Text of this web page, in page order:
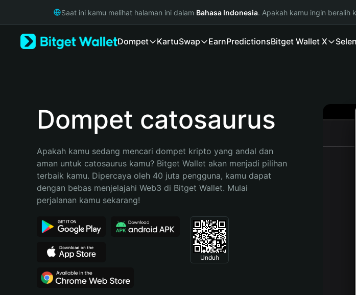
Русский
Bahasa Indonesia
Español (Argentina)
Saat ini kamu melihat halaman ini dalam Bahasa Indonesia. Apakah kamu ingin beralih
Dompet KartuSwap EarnPredictionsBitget Wallet X
Dompet catosaurus
Apakah kamu sedang mencari dompet kripto yang andal dan
aman untuk catosaurus kamu? Bitget Wallet akan menjadi pilihan
terbaik kamu. Dipercaya oleh 40 juta pengguna, kamu dapat
dengan bebas menjelajahi Web3 di Bitget Wallet. Mulai
perjalanan kamu sekarang!
Unduh